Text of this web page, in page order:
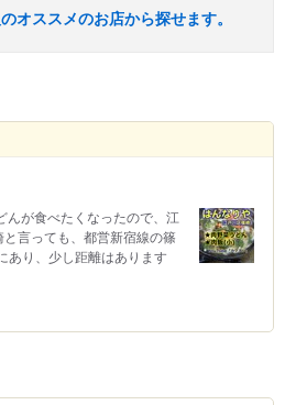
オススメのお店から探せます。
んが食べたくなったので、江
言っても、都営新宿線の篠
あり、少し距離はあります